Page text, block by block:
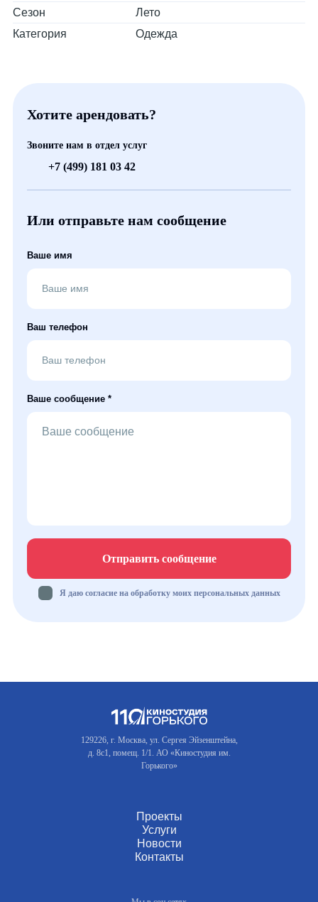
Сезон
Лето
Категория
Одежда
Хотите арендовать?
Звоните нам в отдел услуг
+7 (499) 181 03 42
Или отправьте нам сообщение
Ваше имя
Ваш телефон
Ваше сообщение *
Отправить сообщение
Я даю согласие на обработку моих персональных данных
129226, г. Москва, ул. Сергея Эйзенштейна,
д. 8с1, помещ. 1/1. АО «Киностудия им.
Горького»
Проекты
Услуги
Новости
Контакты